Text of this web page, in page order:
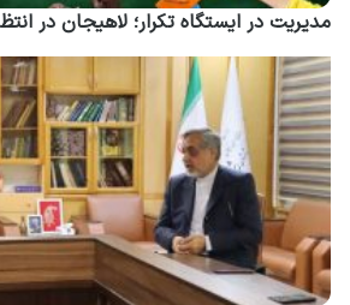
مدیریت در ایستگاه تکرار؛ لاهیجان در